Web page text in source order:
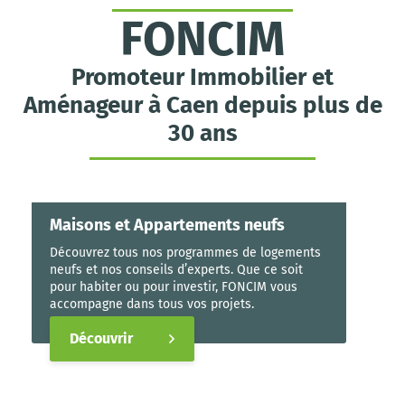
FONCIM
Promoteur Immobilier et
Aménageur à Caen depuis plus de
30 ans
Maisons et Appartements neufs
Découvrez tous nos programmes de logements
neufs et nos conseils d’experts. Que ce soit
pour habiter ou pour investir, FONCIM vous
accompagne dans tous vos projets.
Découvrir